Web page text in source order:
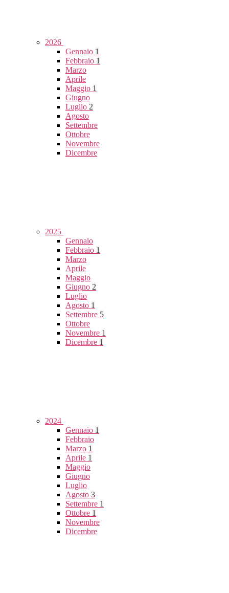
2026
Gennaio 1
Febbraio 1
Marzo
Aprile
Maggio 1
Giugno
Luglio 2
Agosto
Settembre
Ottobre
Novembre
Dicembre
2025
Gennaio
Febbraio 1
Marzo
Aprile
Maggio
Giugno 2
Luglio
Agosto 1
Settembre 5
Ottobre
Novembre 1
Dicembre 1
2024
Gennaio 1
Febbraio
Marzo 1
Aprile 1
Maggio
Giugno
Luglio
Agosto 3
Settembre 1
Ottobre 1
Novembre
Dicembre